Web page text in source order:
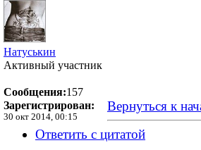
Натуськин
Активный участник
Сообщения:157
Зарегистрирован:
30 окт 2014, 00:15
Вернуться к
Ответить с цитатой